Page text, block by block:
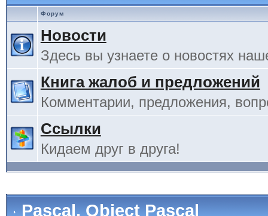
Форум
Новости
Здесь вы узнаете о новостях
Книга жалоб и предложений
Комментарии, предложения,
Ссылки
Кидаем друг в друга!
Pascal, Object Pascal